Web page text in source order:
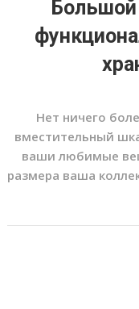
Нет ничего
вместительный
ваши любимые
размера ваша